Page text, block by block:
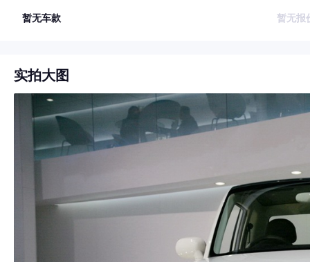
暂无车款 暂无报
实拍大图